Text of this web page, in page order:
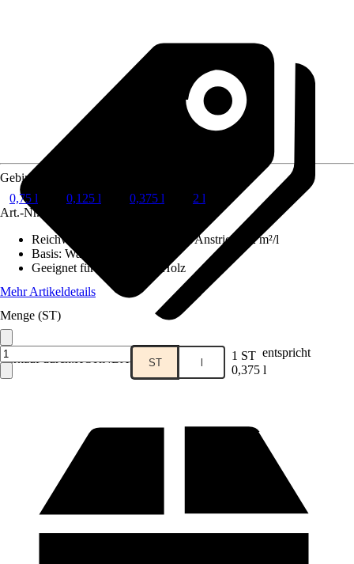
Verkauf durch:HORNBACH
Gebindegröße
0,75 l
0,125 l 0,375 l
2 l
Art.-Nr.
Reichweite (ca.) bei einmaligem Anstrich
12 m²/l
Basis: Wasserbasierend
Geeignet für Untergrund
Holz
Mehr Artikeldetails
Menge (ST)
ST l 1 ST entspricht
0,375 l